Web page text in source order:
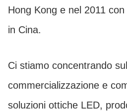
Hong Kong e nel 2011
in Cina.
Ci stiamo concentrando
commercializzazione e
soluzioni ottiche LED,